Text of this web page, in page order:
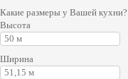
Какие размеры у Вашей кухни?
Высота
Ширина